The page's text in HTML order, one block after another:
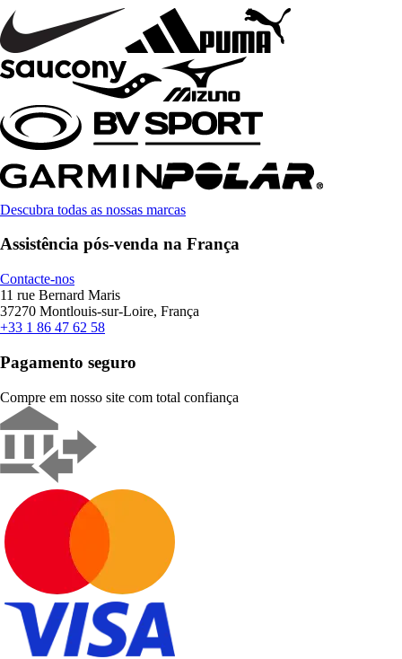
Descubra todas as nossas marcas
Assistência pós-venda na França
Contacte-nos
11 rue Bernard Maris
37270 Montlouis-sur-Loire, França
+33 1 86 47 62 58
Pagamento seguro
Compre em nosso site com total confiança